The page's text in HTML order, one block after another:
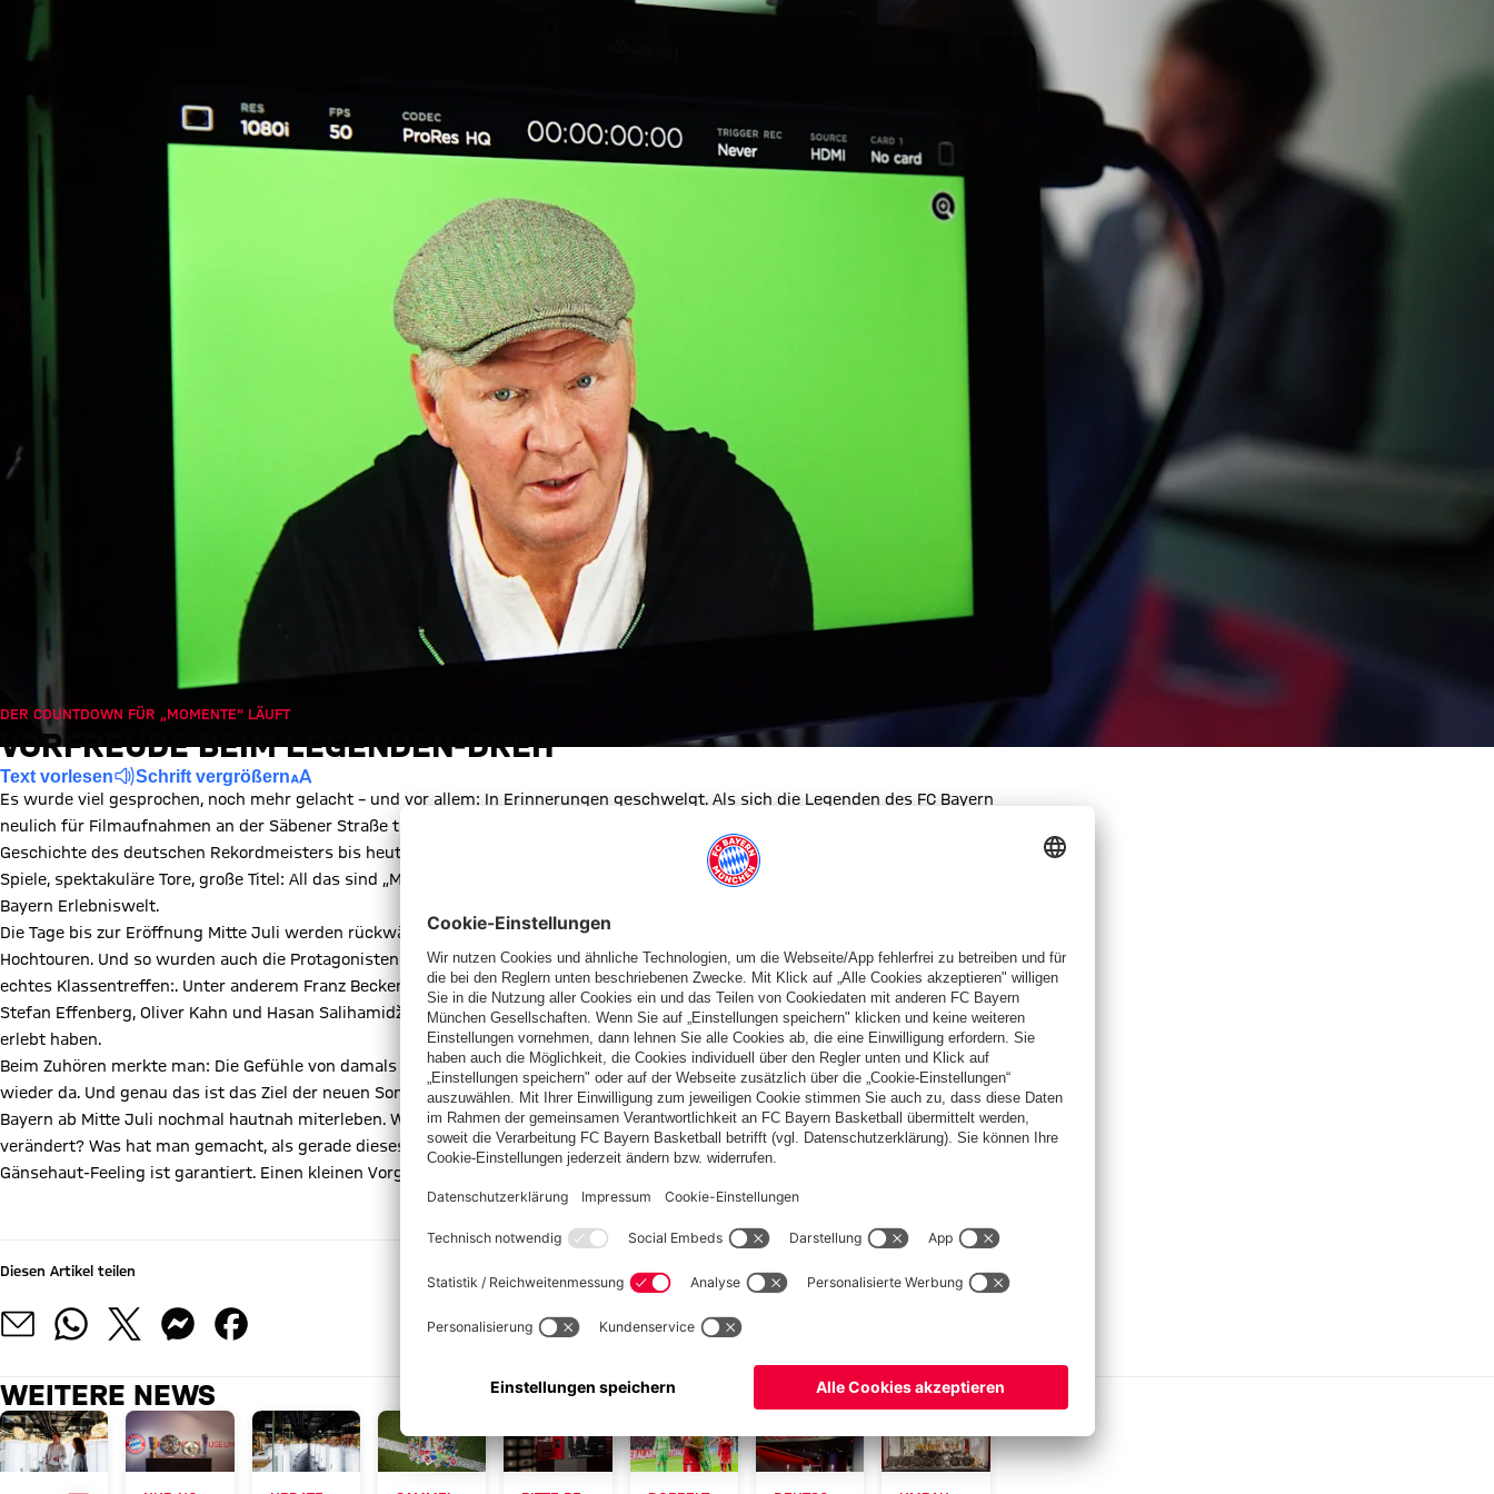
DER COUNTDOWN FÜR „MOMENTE“ LÄUFTDo., 08.06.2017, 10:08 UTC
VORFREUDE BEIM LEGENDEN-DREH
Text vorlesen Schrift vergrößern
Es wurde viel gesprochen, noch mehr gelacht – und vor allem: In Erinnerungen geschwelgt. Als sich die Legenden des FC Bayern
neulich für Filmaufnahmen an der Säbener Straße trafen, wurde mal wieder deutlich, wie viele einzigartige Ereignisse die
Geschichte des deutschen Rekordmeisters bis heute geprägt haben. Historische Siege, schmerzhafte Niederlagen, kuriose
Spiele, spektakuläre Tore, große Titel: All das sind „Momente“ für die Ewigkeit – und Inhalte der neuen Sonderausstellung der FC
Bayern Erlebniswelt.
Die Tage bis zur Eröffnung Mitte Juli werden rückwärts gezählt, die Vorfreude wächst, die Vorbereitungen laufen auf
Hochtouren. Und so wurden auch die Protagonisten eingeladen, die großen Momente Revue passieren zu lassen. Es war ein
echtes Klassentreffen:. Unter anderem Franz Beckenbauer, Bulle Roth, Sepp Maier, Katsche Schwarzenbeck, Jean-Marie Pfaff,
Stefan Effenberg, Oliver Kahn und Hasan Salihamidžić erinnerten sich vor laufender Kamera an all das, was sie im roten Trikot
erlebt haben.
Beim Zuhören merkte man: Die Gefühle von damals – Glück und Freude, aber auch Trauer und Enttäuschung – waren schnell
wieder da. Und genau das ist das Ziel der neuen Sonderausstellung. Auch die Besucher sollen die großen „Momente“ des FC
Bayern ab Mitte Juli nochmal hautnah miterleben. Warum hat dieser eine Sieg oder vielleicht auch eine Niederlage ein Leben
verändert? Was hat man gemacht, als gerade dieses eine wichtige Tor fiel? Wo und mit wem hat man die großen Titel gefeiert?
Gänsehaut-Feeling ist garantiert. Einen kleinen Vorgeschmack gibt es hier.
Diesen Artikel teilen
WEITERE NEWS